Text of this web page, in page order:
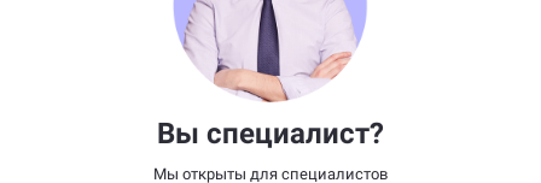
Вы специалист?
Мы открыты для специалистов